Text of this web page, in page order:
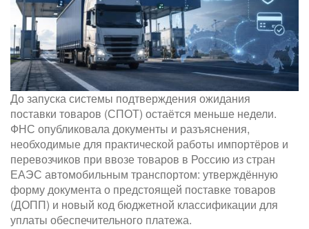
До запуска системы подтверждения ожидания
поставки товаров (СПОТ) остаётся меньше недели.
ФНС опубликовала документы и разъяснения,
необходимые для практической работы импортёров и
перевозчиков при ввозе товаров в Россию из стран
ЕАЭС автомобильным транспортом: утверждённую
форму документа о предстоящей поставке товаров
(ДОПП) и новый код бюджетной классификации для
уплаты обеспечительного платежа.